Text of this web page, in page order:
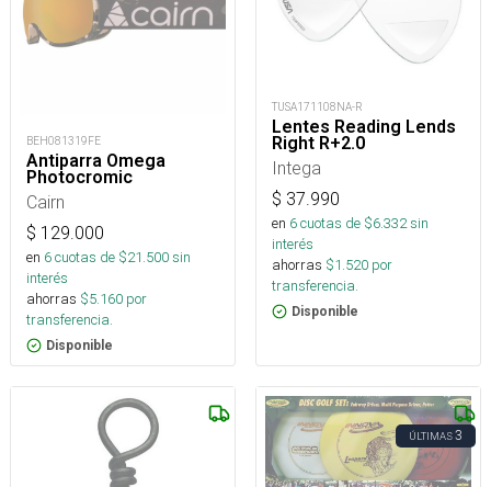
BEH081319FE
Antiparra Omega
Photocromic
Cairn
$ 129.000
en 6cuotas de $21.500sin
interés
ahorras $5.160 por
transferencia.
Disponible
TUSA171108NA-R
Lentes Reading Lends
Right R+2.0
Intega
$ 37.990
en 6cuotas de $6.332sin
interés
ahorras $1.520 por
transferencia.
Disponible
ÚLTIMAS3